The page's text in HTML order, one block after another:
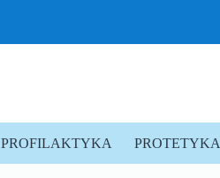
PROFILAKTYKA PROTETYKA